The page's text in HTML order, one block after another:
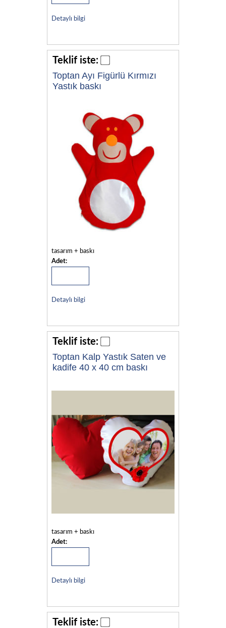
Detaylı bilgi
Teklif iste:
Toptan Ayı Figürlü Kırmızı
Yastık baskı
tasarım + baskı
Adet:
Detaylı bilgi
Teklif iste:
Toptan Kalp Yastık Saten ve
kadife 40 x 40 cm baskı
tasarım + baskı
Adet:
Detaylı bilgi
Teklif iste: